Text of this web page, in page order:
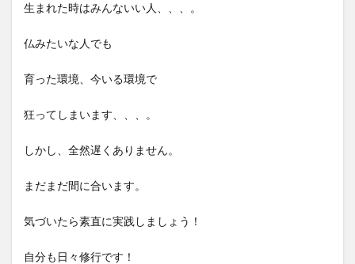
生まれた時はみんないい人、、、。
仏みたいな人でも
育った環境、今いる環境で
狂ってしまいます、、、。
しかし、全然遅くありません。
まだまだ間に合います。
気づいたら素直に実践しましょう！
自分も日々修行です！